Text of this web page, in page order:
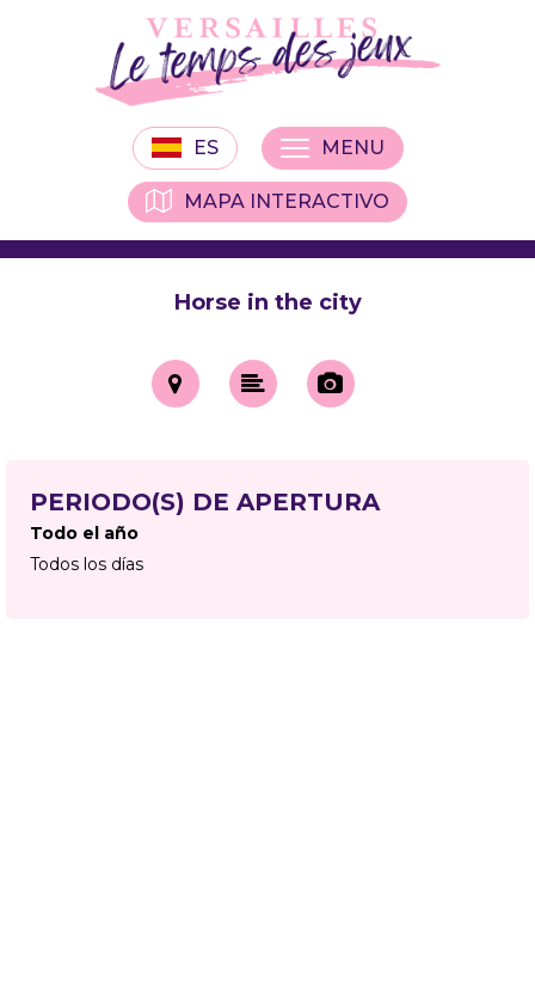
ES
MAPA INTERACTIVO
MENU
Horse in the city
PERIODO(S) DE APERTURA
Todo el año
Todos los días